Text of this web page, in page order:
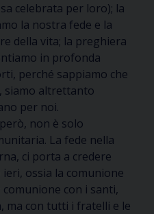
celebrata per loro); la
la nostra fede e la
della vita; la preghiera
in profonda
perché sappiamo che
siamo altrettanto
per noi.
non è solo
La fede nella
ci porta a credere
ossia la comunione
con i santi,
ma con tutti i fratelli e le